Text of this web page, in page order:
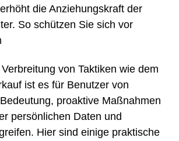
die Anziehungskraft der
So schützen Sie sich vor
von Taktiken wie dem
ist es für Benutzer von
proaktive Maßnahmen
persönlichen Daten und
Hier sind einige praktische